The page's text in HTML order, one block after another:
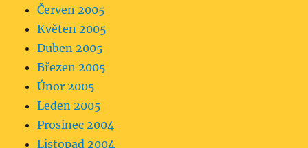
Červen 2005
Květen 2005
Duben 2005
Březen 2005
Únor 2005
Leden 2005
Prosinec 2004
Listopad 2004